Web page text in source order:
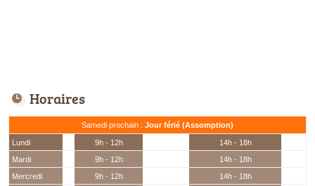
Horaires
Samedi prochain : Jour férié (Assomption)
Lundi 9h - 12h
14h - 18h
Mardi
9h - 12h
14h - 18h
Mercredi
9h - 12h
14h - 18h